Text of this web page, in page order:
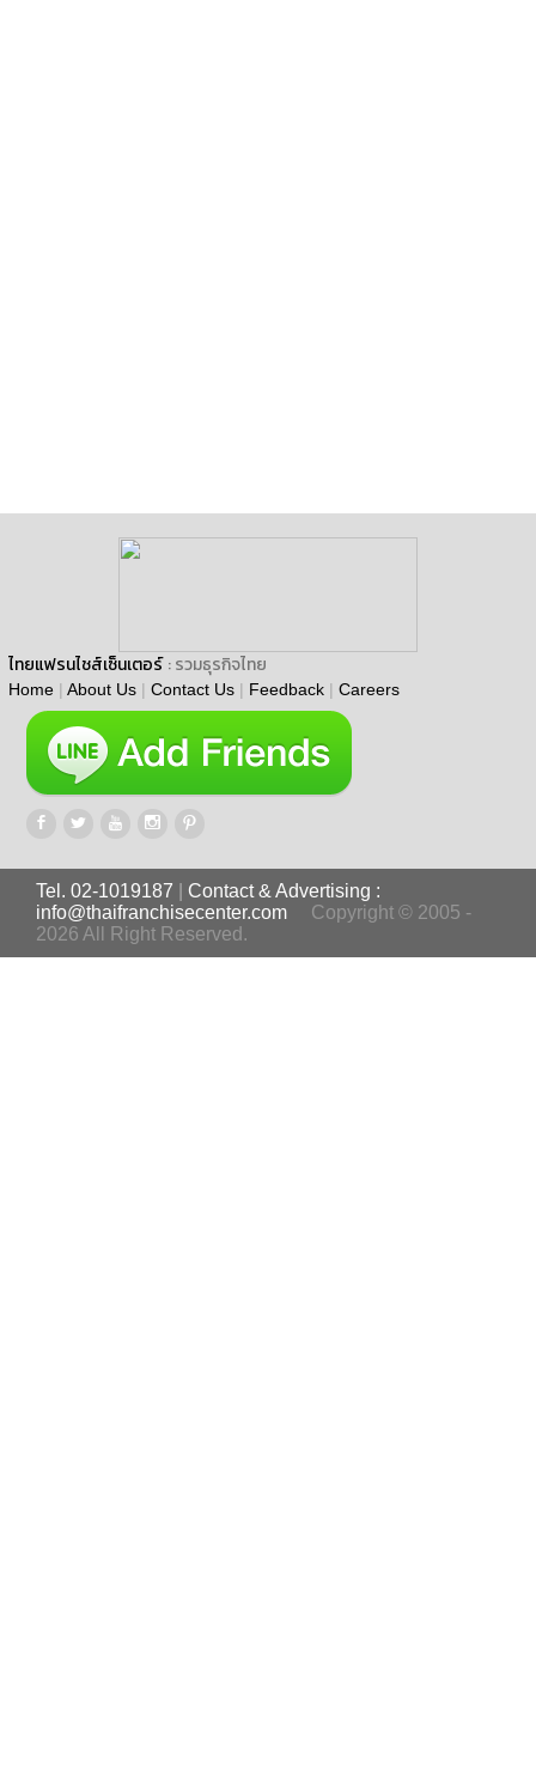
ไทยแฟรนไชส์เซ็นเตอร์ : รวมธุรกิจไทย
Home | About Us | Contact Us | Feedback | Careers
Tel. 02-1019187
Contact & Advertising :
info@thaifranchisecenter.com
Copyright © 2005 -
2026 All Right Reserved.